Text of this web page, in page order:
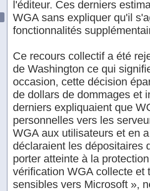
l'éditeur. Ces derniers
WGA sans expliquer qu'il
fonctionnalités
Ce recours collectif a été
de Washington ce qui
occasion, cette décision
de dollars de dommages et
derniers expliquaient que
personnelles vers les
WGA aux utilisateurs et en
déclaraient les dépositaires
porter atteinte à la
vérification WGA collecte et
sensibles vers Microsoft »,